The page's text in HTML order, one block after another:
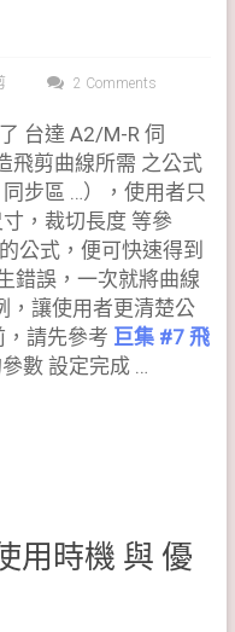
2 Comments
台達 A2/M-R 伺
飛剪曲線所需 之公式
同步區 …），使用者只
，裁切長度 等參
公式，便可快速得到
錯誤，一次就將曲線
，讓使用者更清楚公
請先參考 巨集 #7 飛
數 設定完成 …
用時機 與 優